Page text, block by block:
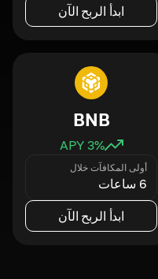
ابدأ الربح الآن
BNB
3% APY
أولى المكافآت خلال
6 ساعات
ابدأ الربح الآن